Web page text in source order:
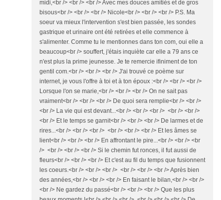
midi,<br /> <br /> <br /> Avec mes douces amitiés et de gros
bisous<br /> <br /> <br /> Nicole<br /> <br /> <br /> P.S. Ma
soeur va mieux l'intervention s'est bien passée, les sondes
gastrique et urinaire ont été retirées et elle commence à
s'alimenter. Comme tu le mentionnes dans ton com, oui elle a
beaucoup<br /> souffert, j'étais inquiète car elle a 79 ans ce
n'est plus la prime jeunesse. Je te remercie ifiniment de ton
gentil com.<br /> <br /> <br /> J'ai trouvé ce poème sur
internet, je vous l'offre à toi et à ton époux :<br /> <br /> <br />
Lorsque l'on se marie,<br /> <br /> <br /> On ne sait pas
vraiment<br /> <br /> <br /> De quoi sera remplie<br /> <br />
<br /> La vie qui est devant...<br /> <br /> <br /> <br /> <br />
<br /> Et le temps se garnit<br /> <br /> <br /> De larmes et de
rires...<br /> <br /> <br /> <br /> <br /> <br /> Et les âmes se
lient<br /> <br /> <br /> En affrontant le pire...<br /> <br /> <br
/> <br /> <br /> <br /> Si le chemin fut ronces, il fut aussi de
fleurs<br /> <br /> <br /> Et c'est au fil du temps que fusionnent
les coeurs.<br /> <br /> <br /> <br /> <br /> <br /> Après bien
des années,<br /> <br /> <br /> En faisant le bilan,<br /> <br />
<br /> Ne gardez du passé<br /> <br /> <br /> Que les plus